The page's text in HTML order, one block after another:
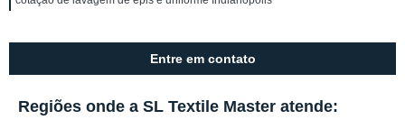
Entre em contato
Regiões onde a SL Textile Master atende: